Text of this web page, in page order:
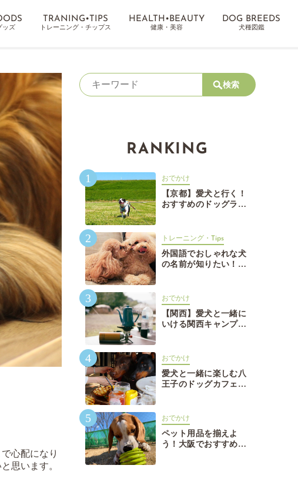
ッズ
TRANING•TIPS
トレーニング・チップス
HEALTH•BEAUTY
健康・美容
DOG BREEDS
犬種図鑑
心配になり
思います。
検索
RANKING
1 おでかけ
【京都】愛犬と行く！
おすすめのドッグラン
ラン15選
2 トレーニング・Tips
外国語でおしゃれな犬
の名前が知りたい！言
が知りたい！言語別で
徹底解説
3 おでかけ
【関西】愛犬と一緒に
いける関西キャンプ場
西キャンプ場おすすめ
26選
4 おでかけ
愛犬と一緒に楽しむ八
王子のドッグカフェ・
ドッグカフェ・レスト
ラン12選
5 おでかけ
ペット用品を揃えよ
う！大阪でおすすめの